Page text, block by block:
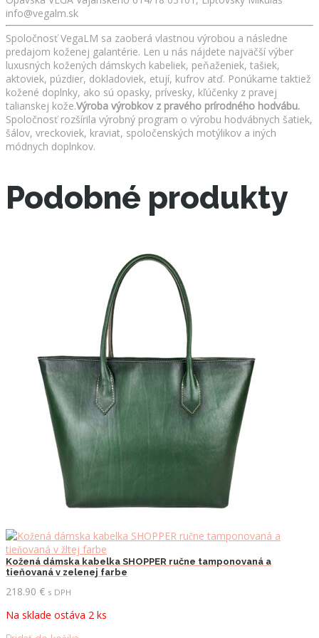
info@vegalm.sk
Spoločnosť VegaLM sa zaoberá vlastnou výrobou a následne
predajom koženej galantérie. Len u nás nájdete najväčší výber
luxusných kožených dámskych kabeliek, peňaženiek, tašiek,
aktoviek, púzdier, dokladoviek, etují, kufrov atď. Ponúkame taktiež
kožené doplnky, ako sú opasky, prívesky, kľúčenky z pravej
talianskej kože.Výroba výrobkov z pravého prírodného hodvábu.
Spoločnosť rozšírila výrobný program o výrobu hodvábnych šatiek,
šálov, vreckoviek, kraviat, spoločenských motýlikov a iných
módnych doplnkov.
Podobné produkty
Kožená dámska kabelka SHOPPER ručne tamponovaná a
tieňovaná v zelenej farbe
218.90 € s DPH
Na sklade ostáva 2 ks